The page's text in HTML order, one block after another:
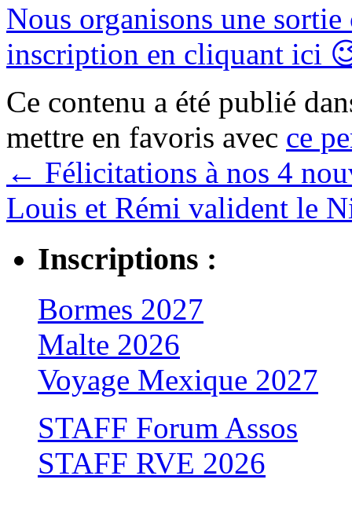
Nous organisons une
inscription en cliquant ici
Ce contenu a été publié
mettre en favoris avec ce
← Félicitations à nos 4
Louis et Rémi valident le
Inscriptions :
Bormes 2027
Malte 2026
Voyage Mexique 2027
STAFF Forum Assos
STAFF RVE 2026